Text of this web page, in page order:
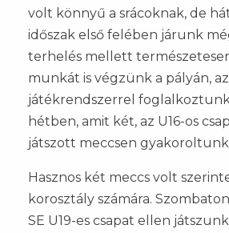
volt könnyű a srácoknak, de
időszak első felében járunk
terhelés mellett
munkát is végzünk a pályán, az
játékrendszerrel
hétben, amit két, az U16-os
játszott meccsen gyakoroltunk
Hasznos két meccs volt
korosztály számára.
SE U19-es csapat ellen